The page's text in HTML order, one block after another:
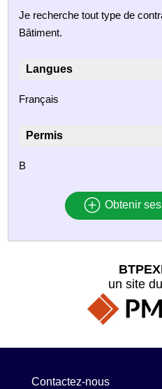
Je recherche tout type de
Bâtiment.
Langues
Français
Permis
B
Obtenir
un site
Contactez-nous